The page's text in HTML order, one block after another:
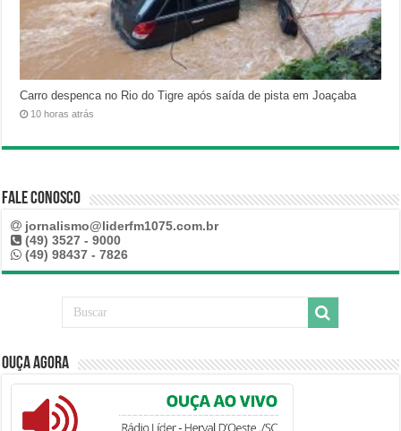
Carro despenca no Rio do Tigre após saída de pista em Joaçaba
10 horas atrás
Fale Conosco
jornalismo@liderfm1075.com.br
(49) 3527 - 9000
(49) 98437 - 7826
Ouça Agora